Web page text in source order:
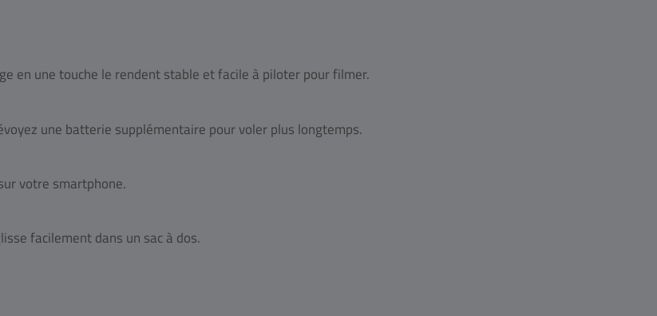
en une touche le rendent stable et facile à piloter pour filmer.
une batterie supplémentaire pour voler plus longtemps.
votre smartphone.
facilement dans un sac à dos.